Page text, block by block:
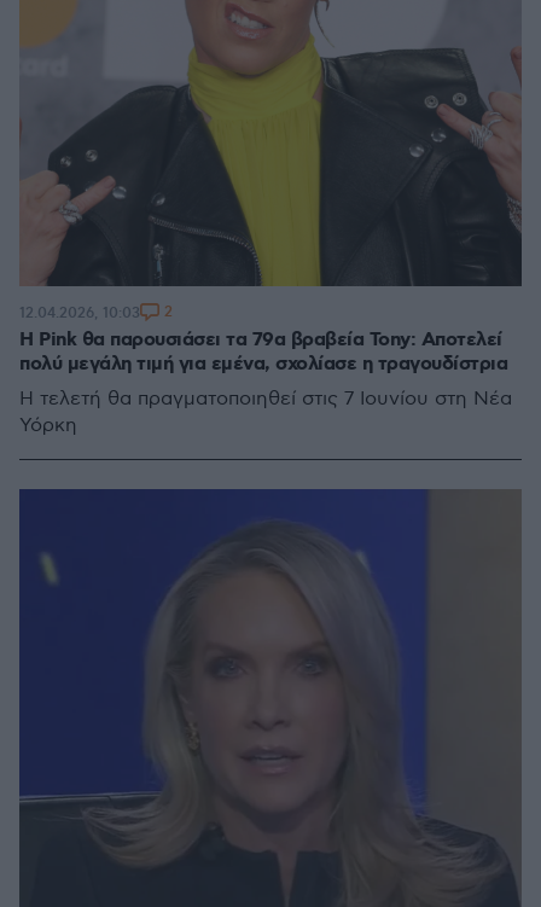
Η Pink θα παρουσιάσει τα 79α βραβεία Tony: Αποτελεί
πολύ μεγάλη τιμή για εμένα, σχολίασε η τραγουδίστρια
Η τελετή θα πραγματοποιηθεί στις 7 Ιουνίου στη Νέα
Υόρκη
12.04.2026, 10:03 2